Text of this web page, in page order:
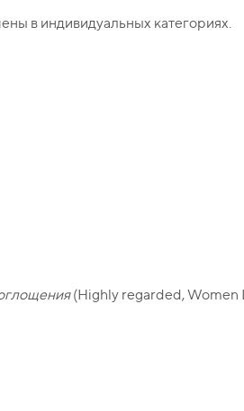
в индивидуальных категориях.
(Highly regarded, Women